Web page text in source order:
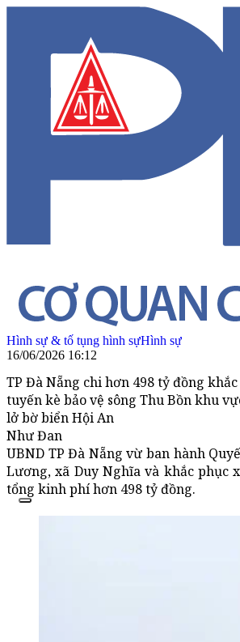
Hình sự & tố tụng hình sựHình sự
16/06/2026 16:12
TP Đà Nẵng chi hơn 498 tỷ đồng
tuyến kè bảo vệ sông Thu Bồn khu
lở bờ biển Hội An
Như Đan
UBND TP Đà Nẵng vừ ban hành
Lương, xã Duy Nghĩa và khắc phục
tổng kinh phí hơn 498 tỷ đồng.